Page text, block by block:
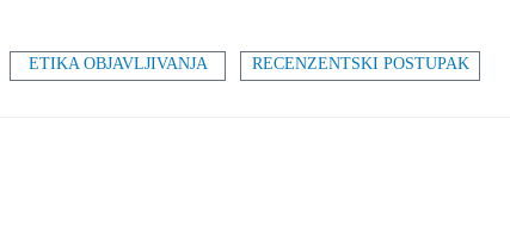
ETIKA OBJAVLJIVANJA RECENZENTSKI POSTUPAK